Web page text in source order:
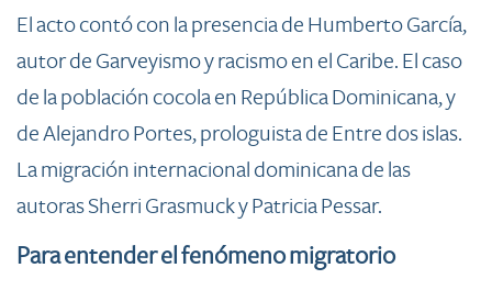
El acto contó con la presencia de Humberto García,
autor de Garveyismo y racismo en el Caribe. El caso
de la población cocola en República Dominicana, y
de Alejandro Portes, prologuista de Entre dos islas.
La migración internacional dominicana de las
autoras Sherri Grasmuck y Patricia Pessar.
Para entender el fenómeno migratorio